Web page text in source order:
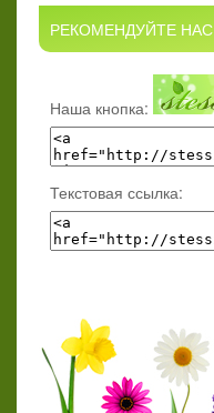
РЕКОМЕНДУЙТЕ НАС
Наша кнопка:
Текстовая ссылка: